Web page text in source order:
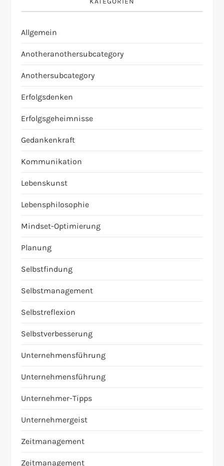
Allgemein
Anotheranothersubcategory
Anothersubcategory
Erfolgsdenken
Erfolgsgeheimnisse
Gedankenkraft
Kommunikation
Lebenskunst
Lebensphilosophie
Mindset-Optimierung
Planung
Selbstfindung
Selbstmanagement
Selbstreflexion
Selbstverbesserung
Unternehmensführung
Unternehmensführung
Unternehmer-Tipps
Unternehmergeist
Zeitmanagement
Zeitmanagement